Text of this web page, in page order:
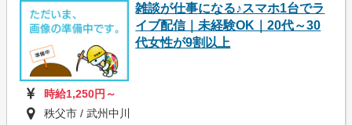
雑談が仕事になる♪スマホ1台でラ
イブ配信｜未経験OK｜20代～30
代女性が9割以上
時給1,250円～
秩父市 / 武州中川